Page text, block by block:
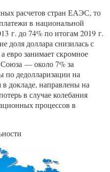
расчетов стран ЕАЭС, то
в национальной
г. до 74% по итогам 2019 г.
доля доллара снизилась с
евро занимает скромное
Союза — около 7% за
дедолларизации на
докладе, направлены на
в случае колебания
процессов в